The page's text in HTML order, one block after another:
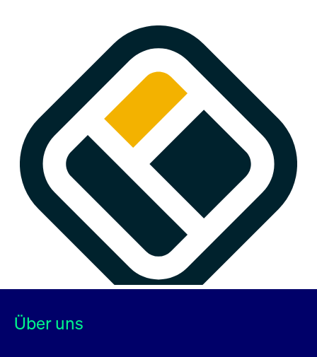
Über uns